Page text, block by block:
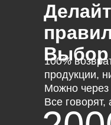
Выбор
100%
продукции,
Можно через
Все